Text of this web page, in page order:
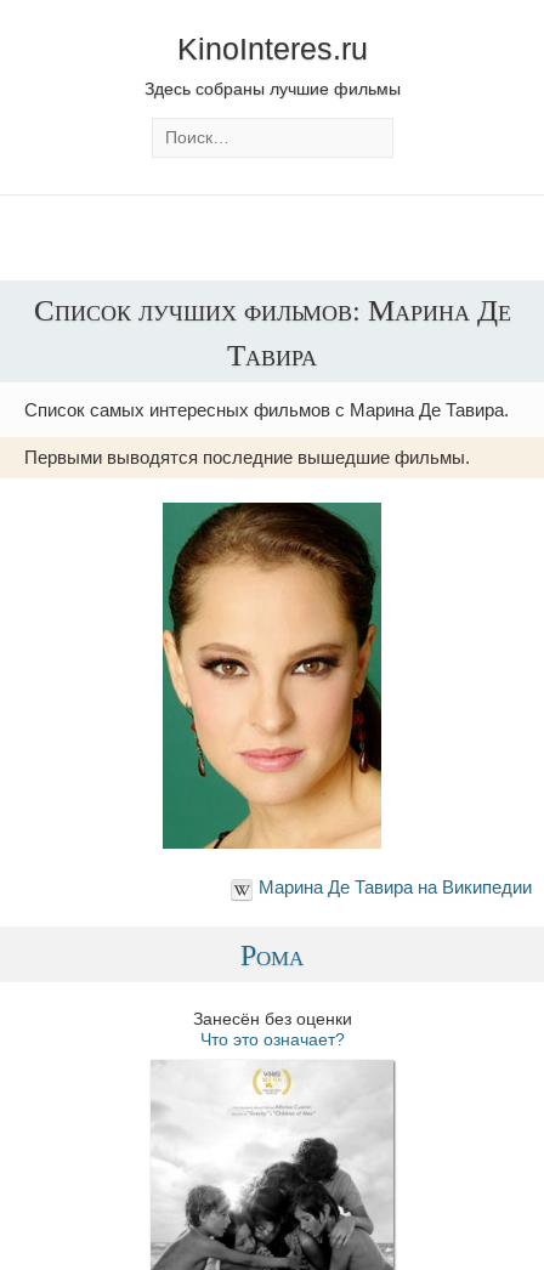
KinoInteres.ru
Здесь собраны лучшие фильмы
Список лучших фильмов: Марина Де
Тавира
Список самых интересных фильмов с Марина Де Тавира.
Первыми выводятся последние вышедшие фильмы.
Марина Де Тавира на Википедии
Рома
Занесён без оценки
Что это означает?